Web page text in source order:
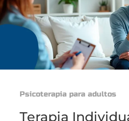
Psicoterapia para adultos
Terapia